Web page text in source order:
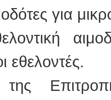
για
εθελοντές.